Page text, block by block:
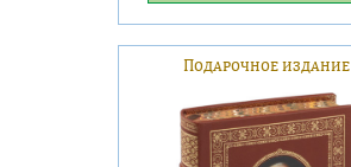
Подарочное издание